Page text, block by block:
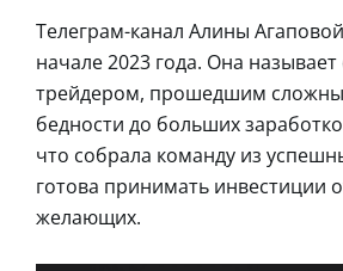
Телеграм-канал Алины
начале 2023 года. Она
трейдером, прошедшим
бедности до больших
что собрала команду из
готова принимать инвестиции
желающих.